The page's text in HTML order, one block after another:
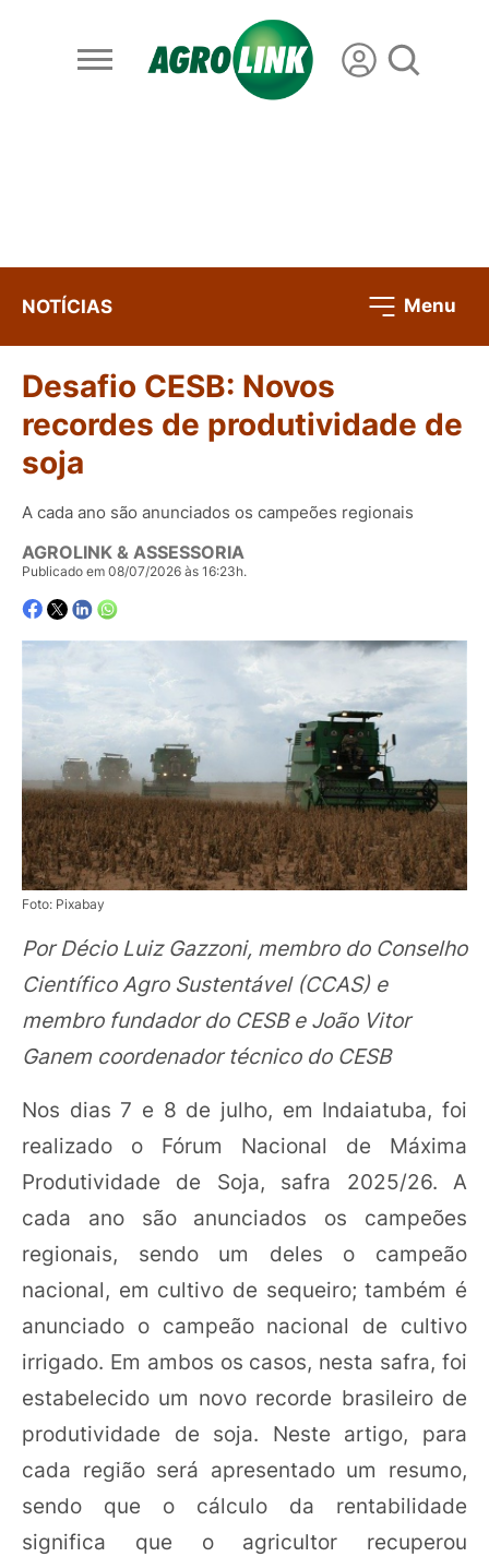
NOTÍCIAS Menu
Desafio CESB: Novos
recordes de produtividade de
soja
A cada ano são anunciados os campeões regionais
AGROLINK & ASSESSORIA
Publicado em 08/07/2026 às 16:23h.
Foto: Pixabay
Por Décio Luiz Gazzoni, membro do Conselho
Científico Agro Sustentável (CCAS) e
membro fundador do CESB e João Vitor
Ganem coordenador técnico do CESB
Nos dias 7 e 8 de julho, em Indaiatuba, foi
realizado o Fórum Nacional de Máxima
Produtividade de Soja, safra 2025/26. A
cada ano são anunciados os campeões
regionais, sendo um deles o campeão
nacional, em cultivo de sequeiro; também é
anunciado o campeão nacional de cultivo
irrigado. Em ambos os casos, nesta safra, foi
estabelecido um novo recorde brasileiro de
produtividade de soja. Neste artigo, para
cada região será apresentado um resumo,
sendo que o cálculo da rentabilidade
significa que o agricultor recuperou